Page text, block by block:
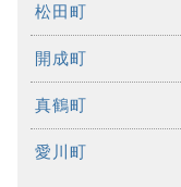
松田町
開成町
真鶴町
愛川町